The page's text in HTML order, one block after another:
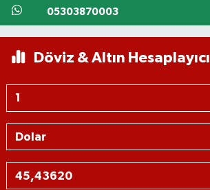
05303870003
Döviz & Altın Hesaplayıcı